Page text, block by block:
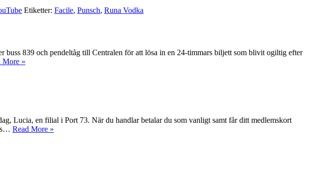
Etiketter: Facile, Punsch, Runa Vodka
839 och pendeltåg till Centralen för att lösa in en 24-timmars biljett som blivit ogiltig efter
More »
Lucia, en filial i Port 73. När du handlar betalar du som vanligt samt får ditt medlemskort
Read More »